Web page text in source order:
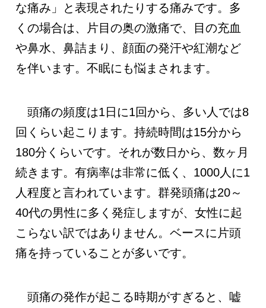
な痛み」と表現されたりする痛みです。多
くの場合は、片目の奥の激痛で、目の充血
や鼻水、鼻詰まり、顔面の発汗や紅潮など
を伴います。不眠にも悩まされます。
頭痛の頻度は1日に1回から、多い人では8
回くらい起こります。持続時間は15分から
180分くらいです。それが数日から、数ヶ月
続きます。有病率は非常に低く、1000人に1
人程度と言われています。群発頭痛は20～
40代の男性に多く発症しますが、女性に起
こらない訳ではありません。ベースに片頭
痛を持っていることが多いです。
頭痛の発作が起こる時期がすぎると、嘘